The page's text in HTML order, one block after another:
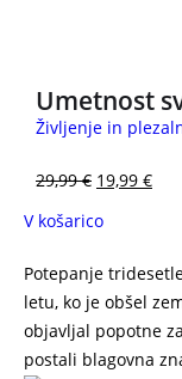
Umetnost
Življenje in
29,99€ 19,99 €
V košarico
Potepanje
letu, ko je obšel
objavljal popotne
postali blagovna